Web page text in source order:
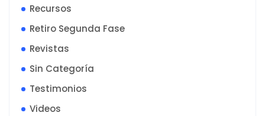
Recursos
Retiro Segunda Fase
Revistas
Sin Categoría
Testimonios
Videos